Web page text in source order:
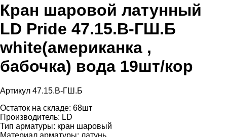
Кран шаровой латунный
LD Pride 47.15.В-ГШ.Б
white(американка ,
бабочка) вода 19шт/кор
Артикул 47.15.В-ГШ.Б
Остаток на складе: 68шт
Производитель: LD
Тип арматуры: кран шаровый
Материал арматуры: латунь